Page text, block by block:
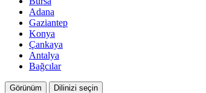
Adana
Gaziantep
Konya
Çankaya
Antalya
Bağcılar
Görünüm Dilinizi seçin